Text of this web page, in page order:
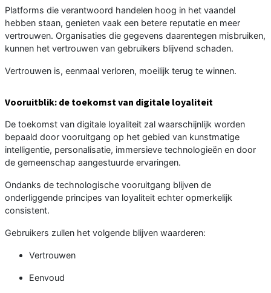
Platforms die verantwoord handelen hoog in het vaandel
hebben staan, genieten vaak een betere reputatie en meer
vertrouwen. Organisaties die gegevens daarentegen misbruiken,
kunnen het vertrouwen van gebruikers blijvend schaden.
Vertrouwen is, eenmaal verloren, moeilijk terug te winnen.
Vooruitblik: de toekomst van digitale loyaliteit
De toekomst van digitale loyaliteit zal waarschijnlijk worden
bepaald door vooruitgang op het gebied van kunstmatige
intelligentie, personalisatie, immersieve technologieën en door
de gemeenschap aangestuurde ervaringen.
Ondanks de technologische vooruitgang blijven de
onderliggende principes van loyaliteit echter opmerkelijk
consistent.
Gebruikers zullen het volgende blijven waarderen:
Vertrouwen
Eenvoud